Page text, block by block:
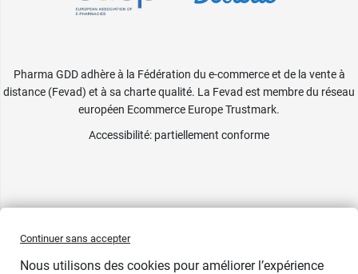
Pharma GDD adhère à la Fédération du e-commerce et de la vente à
distance (Fevad) et à sa charte qualité. La Fevad est membre du réseau
européen Ecommerce Europe Trustmark.
Accessibilité: partiellement conforme
Continuer sans accepter
Nous utilisons des cookies pour améliorer l’expérience